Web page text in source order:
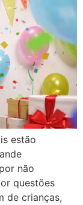
estão
não
questões
de crianças,